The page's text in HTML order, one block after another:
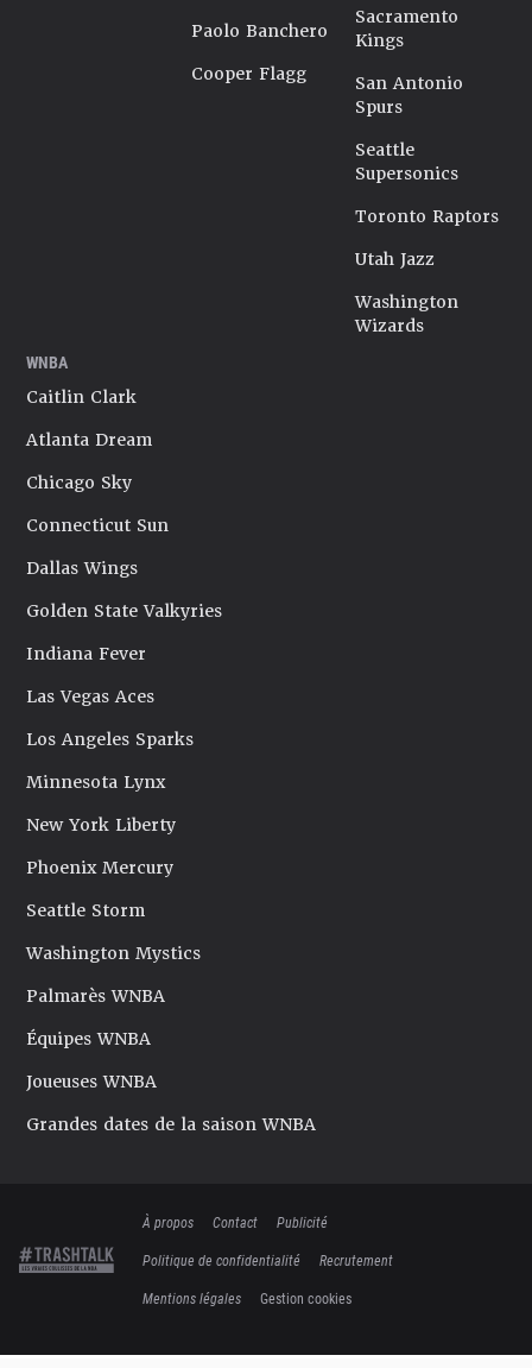
Paolo Banchero
Cooper Flagg
Sacramento
Kings
San Antonio
Spurs
Seattle
Supersonics
Toronto Raptors
Utah Jazz
Washington
Wizards
WNBA
Caitlin Clark
Atlanta Dream
Chicago Sky
Connecticut Sun
Dallas Wings
Golden State Valkyries
Indiana Fever
Las Vegas Aces
Los Angeles Sparks
Minnesota Lynx
New York Liberty
Phoenix Mercury
Seattle Storm
Washington Mystics
Palmarès WNBA
Équipes WNBA
Joueuses WNBA
Grandes dates de la saison WNBA
À propos Contact
Publicité
Politique de confidentialité
Recrutement
Mentions légales
Gestion cookies